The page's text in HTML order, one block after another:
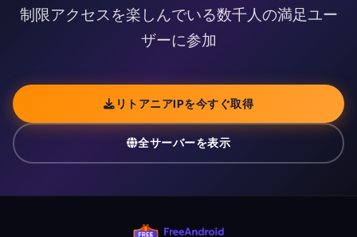
制限アクセスを楽しんでいる数千人の満足ユー
ザーに参加
リトアニアIPを今すぐ取得
全サーバーを表示